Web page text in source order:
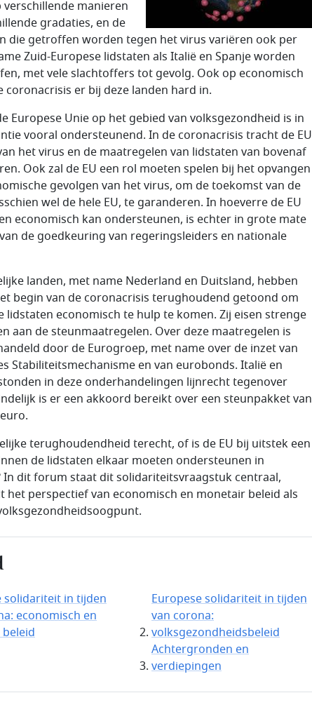
manieren
gradaties, en de
die getroffen worden tegen het virus variëren ook per
Zuid-Europese lidstaten als Italië en Spanje worden
met vele slachtoffers tot gevolg. Ook op economisch
coronacrisis er bij deze landen hard in.
Europese Unie op het gebied van volksgezondheid is in
vooral ondersteunend. In de coronacrisis tracht de EU
het virus en de maatregelen van lidstaten van bovenaf
Ook zal de EU een rol moeten spelen bij het opvangen
gevolgen van het virus, om de toekomst van de
wel de hele EU, te garanderen. In hoeverre de EU
economisch kan ondersteunen, is echter in grote mate
de goedkeuring van regeringsleiders en nationale
landen, met name Nederland en Duitsland, hebben
begin van de coronacrisis terughoudend getoond om
lidstaten economisch te hulp te komen. Zij eisen strenge
aan de steunmaatregelen. Over deze maatregelen is
door de Eurogroep, met name over de inzet van
Stabiliteitsmechanisme en van eurobonds. Italië en
in deze onderhandelingen lijnrecht tegenover
is er een akkoord bereikt over een steunpakket van
terughoudendheid terecht, of is de EU bij uitstek een
de lidstaten elkaar moeten ondersteunen in
In dit forum staat dit solidariteitsvraagstuk centraal,
het perspectief van economisch en monetair beleid als
solidariteit in tijden
economisch en
Europese solidariteit in tijden
van corona:
volksgezondheidsbeleid
Achtergronden en
verdiepingen